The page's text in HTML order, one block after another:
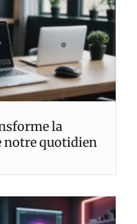
la
notre quotidien